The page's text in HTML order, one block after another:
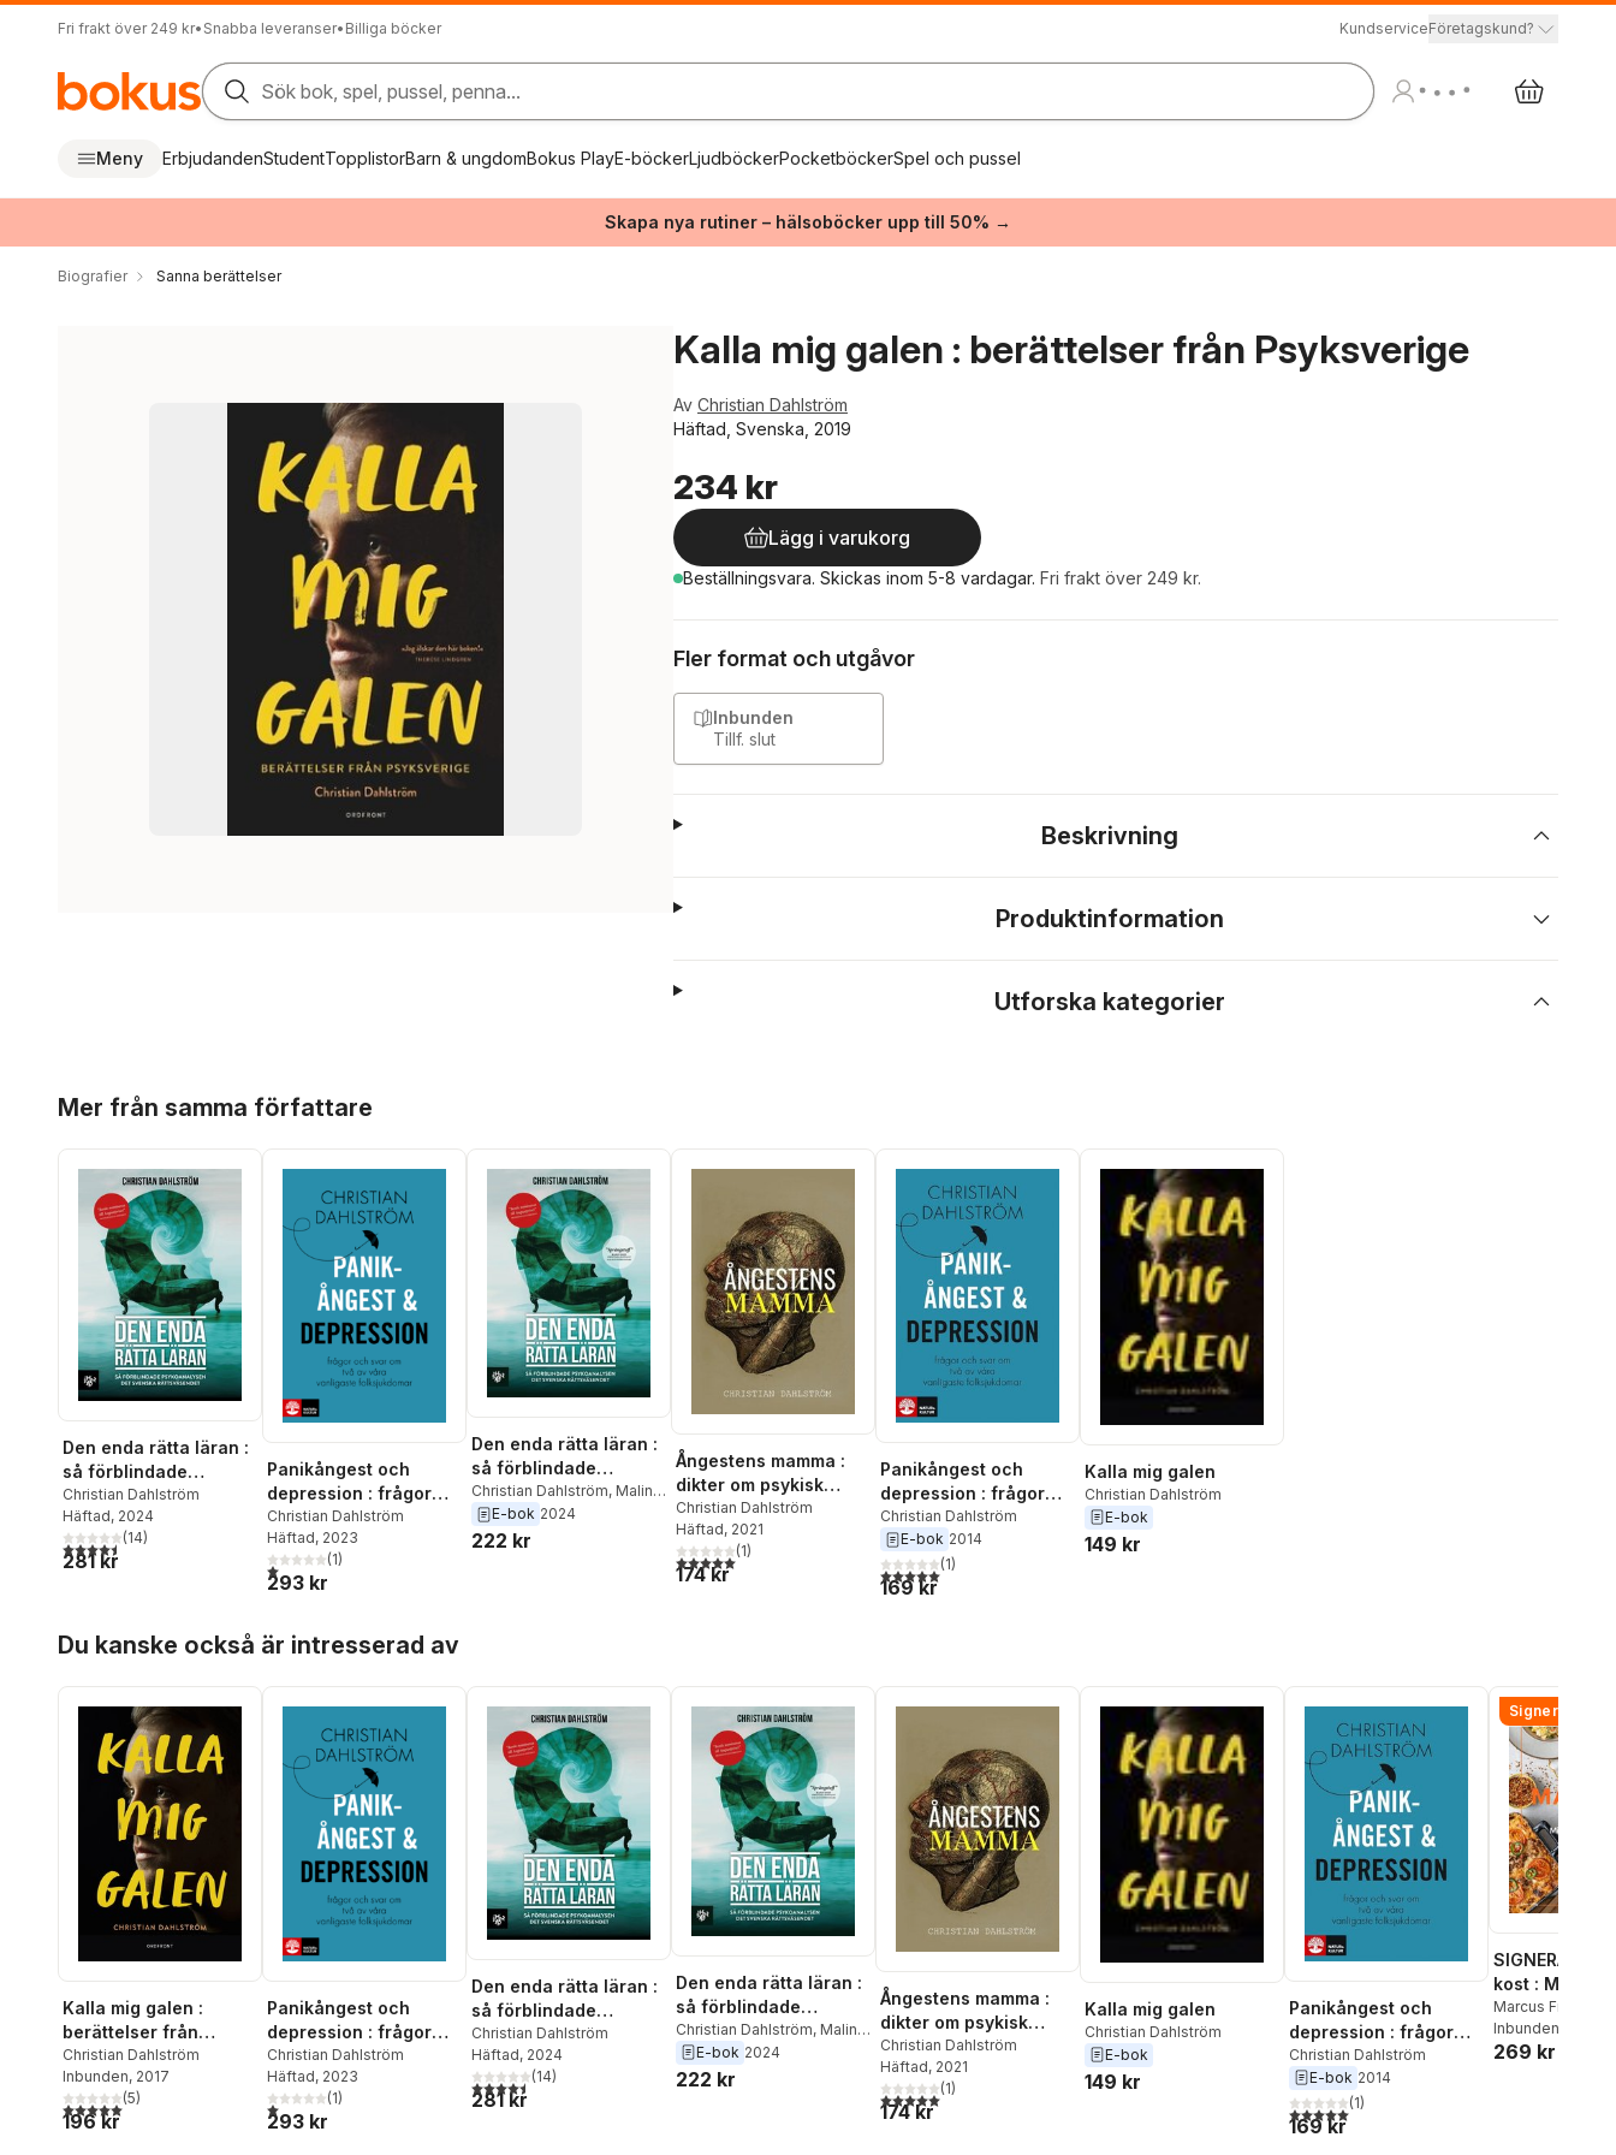
Fri frakt över 249 kr• Snabba leveranser• Billiga böcker KundserviceFöretagskund?
Sök bok, spel, pussel, penna...
Meny ErbjudandenStudentTopplistorBarn & ungdomBokus PlayE-böckerLjudböckerPocketböckerSpel och pussel
Skapa nya rutiner – hälsoböcker upp till 50% →
Biografier Sanna berättelser
Kalla mig galen : berättelser från Psyksverige
Av Christian Dahlström
Häftad, Svenska, 2019
234 kr
Lägg i varukorg
Beställningsvara. Skickas inom 5-8 vardagar. Fri frakt över 249 kr.
Fler format och utgåvor
Inbunden
Tillf. slut
Beskrivning
Produktinformation
Utforska kategorier
Mer från samma författare
Den enda rätta läran :
så förblindade
psykoanalysen det
svenska rättsväsendet
Christian Dahlström
Häftad, 2024
4,5utav 5 stjärnor. Totalt antal röster:
(14)
281 kr
Panikångest och
depression : frågor
och svar om två av
våra vanligaste
folksjukdomar
Christian Dahlström
Häftad, 2023
1,0utav 5 stjärnor. Totalt antal röster:
(1)
293 kr
Den enda rätta läran :
så förblindade
psykoanalysen det
svenska rättsväsendet
Christian Dahlström, Malin
Roca Ahlgren
E-bok 2024
222 kr
Ångestens mamma :
dikter om psykisk
sjukdom och
vardagsångest
Christian Dahlström
Häftad, 2021
5,0utav 5 stjärnor. Totalt antal röster:
(1)
174 kr
Panikångest och
depression : frågor
och svar om våra
vanligaste
folksjukdomar
Christian Dahlström
E-bok 2014
5,0utav 5 stjärnor. Totalt antal röster:
(1)
169 kr
Kalla mig galen
Christian Dahlström
E-bok
149 kr
Du kanske också är intresserad av
Kalla mig galen :
berättelser från
Psyksverige
Christian Dahlström
Inbunden, 2017
5,0utav 5 stjärnor. Totalt antal röster:
(5)
196 kr
Panikångest och
depression : frågor
och svar om två av
våra vanligaste
folksjukdomar
Christian Dahlström
Häftad, 2023
1,0utav 5 stjärnor. Totalt antal röster:
(1)
293 kr
Den enda rätta läran :
så förblindade
psykoanalysen det
svenska rättsväsendet
Christian Dahlström
Häftad, 2024
4,5utav 5 stjärnor. Totalt antal röster:
(14)
281 kr
Den enda rätta läran :
så förblindade
psykoanalysen det
svenska rättsväsendet
Christian Dahlström, Malin
Roca Ahlgren
E-bok 2024
222 kr
Ångestens mamma :
dikter om psykisk
sjukdom och
vardagsångest
Christian Dahlström
Häftad, 2021
5,0utav 5 stjärnor. Totalt antal röster:
(1)
174 kr
Kalla mig galen
Christian Dahlström
E-bok
149 kr
Panikångest och
depression : frågor
och svar om våra
vanligaste
folksjukdomar
Christian Dahlström
E-bok 2014
5,0utav 5 stjärnor. Totalt antal röster:
(1)
169 kr
Signerad!
SIGNERAD -
kost :
matlådor
Marcus Frank
Inbunden
269 kr